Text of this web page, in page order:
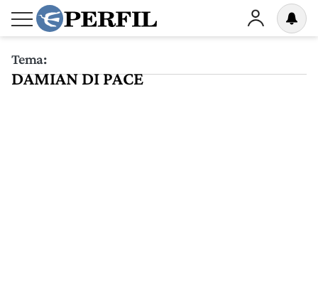
Tema:
DAMIAN DI PACE